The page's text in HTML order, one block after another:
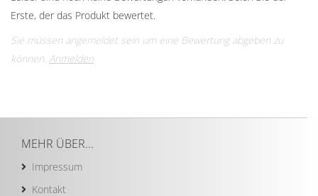
Erste, der das Produkt bewertet.
Sie müssen angemeldet sein um eine Bewertung abgeben zu
können. Anmelden
MEHR ÜBER...
Impressum
Kontakt